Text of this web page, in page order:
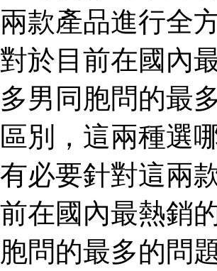
兩款產品進行全
對於目前在國內
多男同胞問的最
區別，這兩種選
有必要針對這兩
前在國內最熱銷
胞問的最多的問